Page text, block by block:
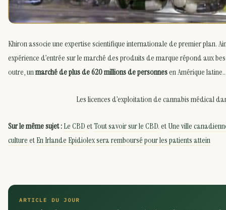
Khiron associe une expertise scientifique internationale de premier plan.
expérience d’entrée sur le marché des produits de marque répond aux
outre, unmarché de plus de 620 millions de personnesen Amérique
Les licences d’exploitation de cannabis médical
Sur le même sujet :Le CBDetTout savoir sur le CBD. etUne ville
cultureetEn Irlande Epidiolex sera remboursé pour les patients attein
ARTICLE DU JOUR